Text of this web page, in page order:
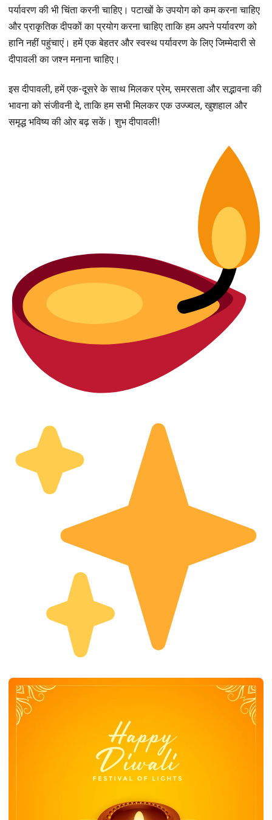
पर्यावरण की भी चिंता करनी चाहिए। पटाखों के उपयोग को कम करना चाहिए
और प्राकृतिक दीपकों का प्रयोग करना चाहिए ताकि हम अपने पर्यावरण को
हानि नहीं पहुंचाएं। हमें एक बेहतर और स्वस्थ पर्यावरण के लिए जिम्मेदारी से
दीपावली का जश्न मनाना चाहिए।
इस दीपावली, हमें एक-दूसरे के साथ मिलकर प्रेम, समरसता और सद्भावना की
भावना को संजीवनी दे, ताकि हम सभी मिलकर एक उज्ज्वल, खुशहाल और
समृद्ध भविष्य की ओर बढ़ सकें। शुभ दीपावली!